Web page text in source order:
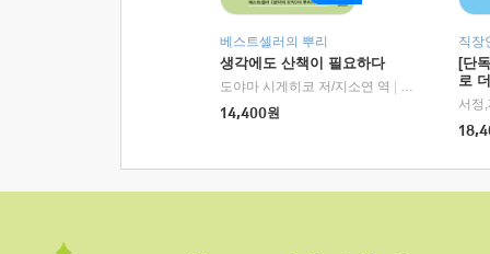
베스트셀러의 뿌리
생각에도 산책이 필요하다
도야마 시게히코 저/지소연 역
알에이치코리
14,400원
직장
[단
로